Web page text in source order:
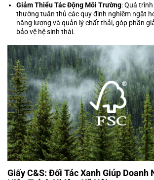
Giảm Thiểu Tác Động Môi Trường: Quá
thường tuân thủ các quy định nghiêm ngặt
năng lượng và quản lý chất thải, góp phần
bảo vệ hệ sinh thái.
Giấy C&S: Đối Tác Xanh Giúp Doanh